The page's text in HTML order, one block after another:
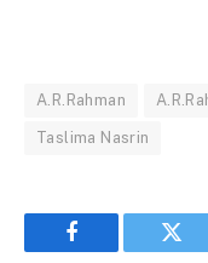
A.R.Rahman
Taslima Nasrin
Facebook